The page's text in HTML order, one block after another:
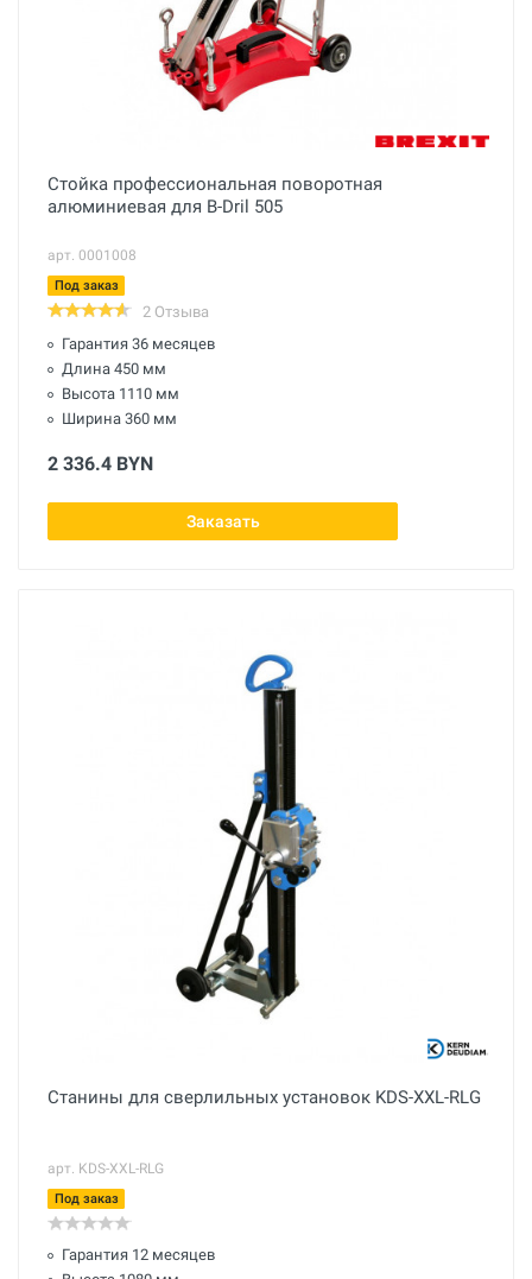
Стойка профессиональная поворотная
алюминиевая для B-Dril 505
арт. 0001008
Под заказ
2 Отзыва
Гарантия 36 месяцев
Длина 450 мм
Высота 1110 мм
Ширина 360 мм
2 336.4 BYN
Заказать
Станины для сверлильных установок KDS-XXL-RLG
арт. KDS-XXL-RLG
Под заказ
Гарантия 12 месяцев